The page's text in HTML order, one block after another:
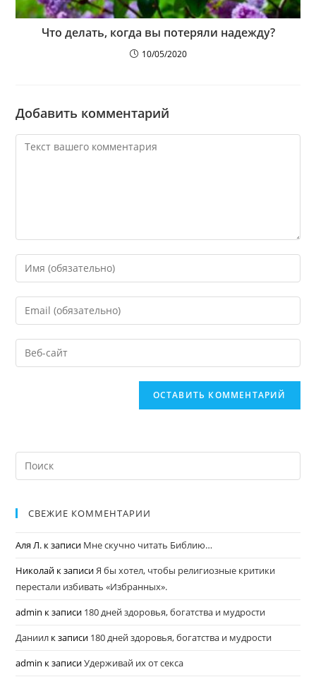
Что делать, когда вы потеряли надежду?
10/05/2020
Добавить комментарий
СВЕЖИЕ КОММЕНТАРИИ
Аля Л. к записи Мне скучно читать Библию…
Николай к записиЯ бы хотел, чтобы религиозные критики
перестали избивать «Избранных».
admin к записи 180 дней здоровья, богатства и мудрости
Даниил к записи 180 дней здоровья, богатства и мудрости
admin к записиУдерживай их от секса